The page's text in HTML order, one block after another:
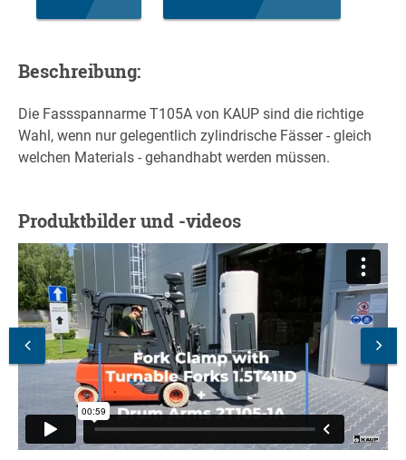
Beschreibung:
Die Fassspannarme T105A von KAUP sind die richtige
Wahl, wenn nur gelegentlich zylindrische Fässer - gleich
welchen Materials - gehandhabt werden müssen.
Produktbilder und -videos